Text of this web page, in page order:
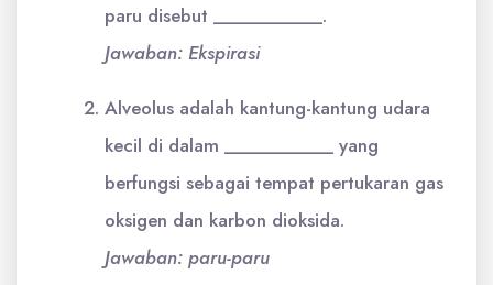
paru disebut ___________.
Jawaban: Ekspirasi
Alveolus adalah kantung-kantung udara
kecil di dalam ___________ yang
berfungsi sebagai tempat pertukaran gas
oksigen dan karbon dioksida.
Jawaban: paru-paru